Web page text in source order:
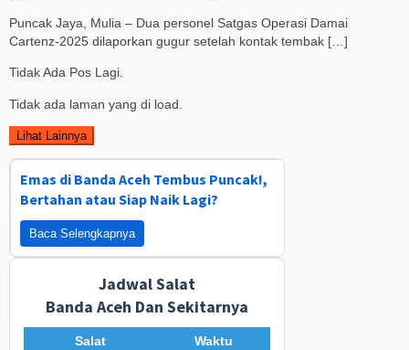
Puncak Jaya, Mulia – Dua personel Satgas Operasi Damai
Cartenz-2025 dilaporkan gugur setelah kontak tembak […]
Tidak Ada Pos Lagi.
Tidak ada laman yang di load.
Lihat Lainnya
Emas di Banda Aceh Tembus Puncak!,
Bertahan atau Siap Naik Lagi?
Baca Selengkapnya
Jadwal Salat
Banda Aceh Dan Sekitarnya
Salat
Waktu